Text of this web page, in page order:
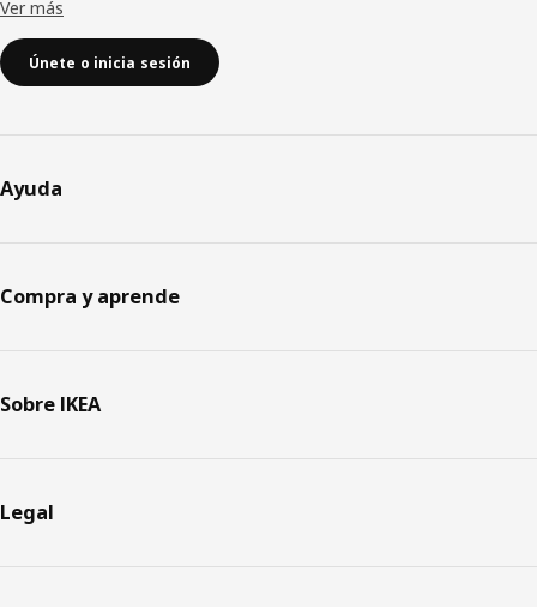
Ver más
Únete o inicia sesión
Ayuda
Compra y aprende
Sobre IKEA
Legal